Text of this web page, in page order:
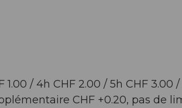
/ 4h CHF 2.00 / 5h CHF 3.00 /
CHF +0.20, pas de